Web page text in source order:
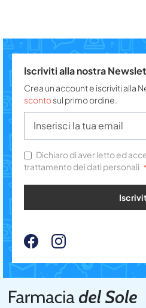
Iscriviti alla nostra
Crea un account e iscriviti alla
scontosul primo ordine.
Dichiaro di aver letto ed
trattamento dei dati personali